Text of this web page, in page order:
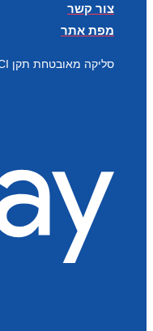
צור קשר
מפת אתר
סליקה מאובטחת תקן PCI